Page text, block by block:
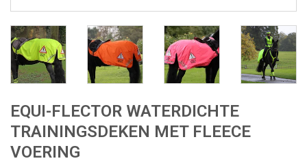
EQUI-FLECTOR WATERDICHTE
TRAININGSDEKEN MET FLEECE
VOERING